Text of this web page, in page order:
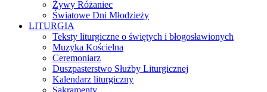
Żywy Różaniec
Światowe Dni Młodzieży
LITURGIA
Teksty liturgiczne o świętych i błogosławionych
Muzyka Kościelna
Ceremoniarz
Duszpasterstwo Służby Liturgicznej
Kalendarz liturgiczny
Sakramenty